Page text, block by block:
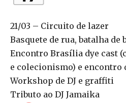
21/03 – Circuito de lazer
Basquete de rua, batalha de
Encontro Brasília dye cast
e colecionismo) e encontro
Workshop de DJ e graffiti
Tributo ao DJ Jamaika